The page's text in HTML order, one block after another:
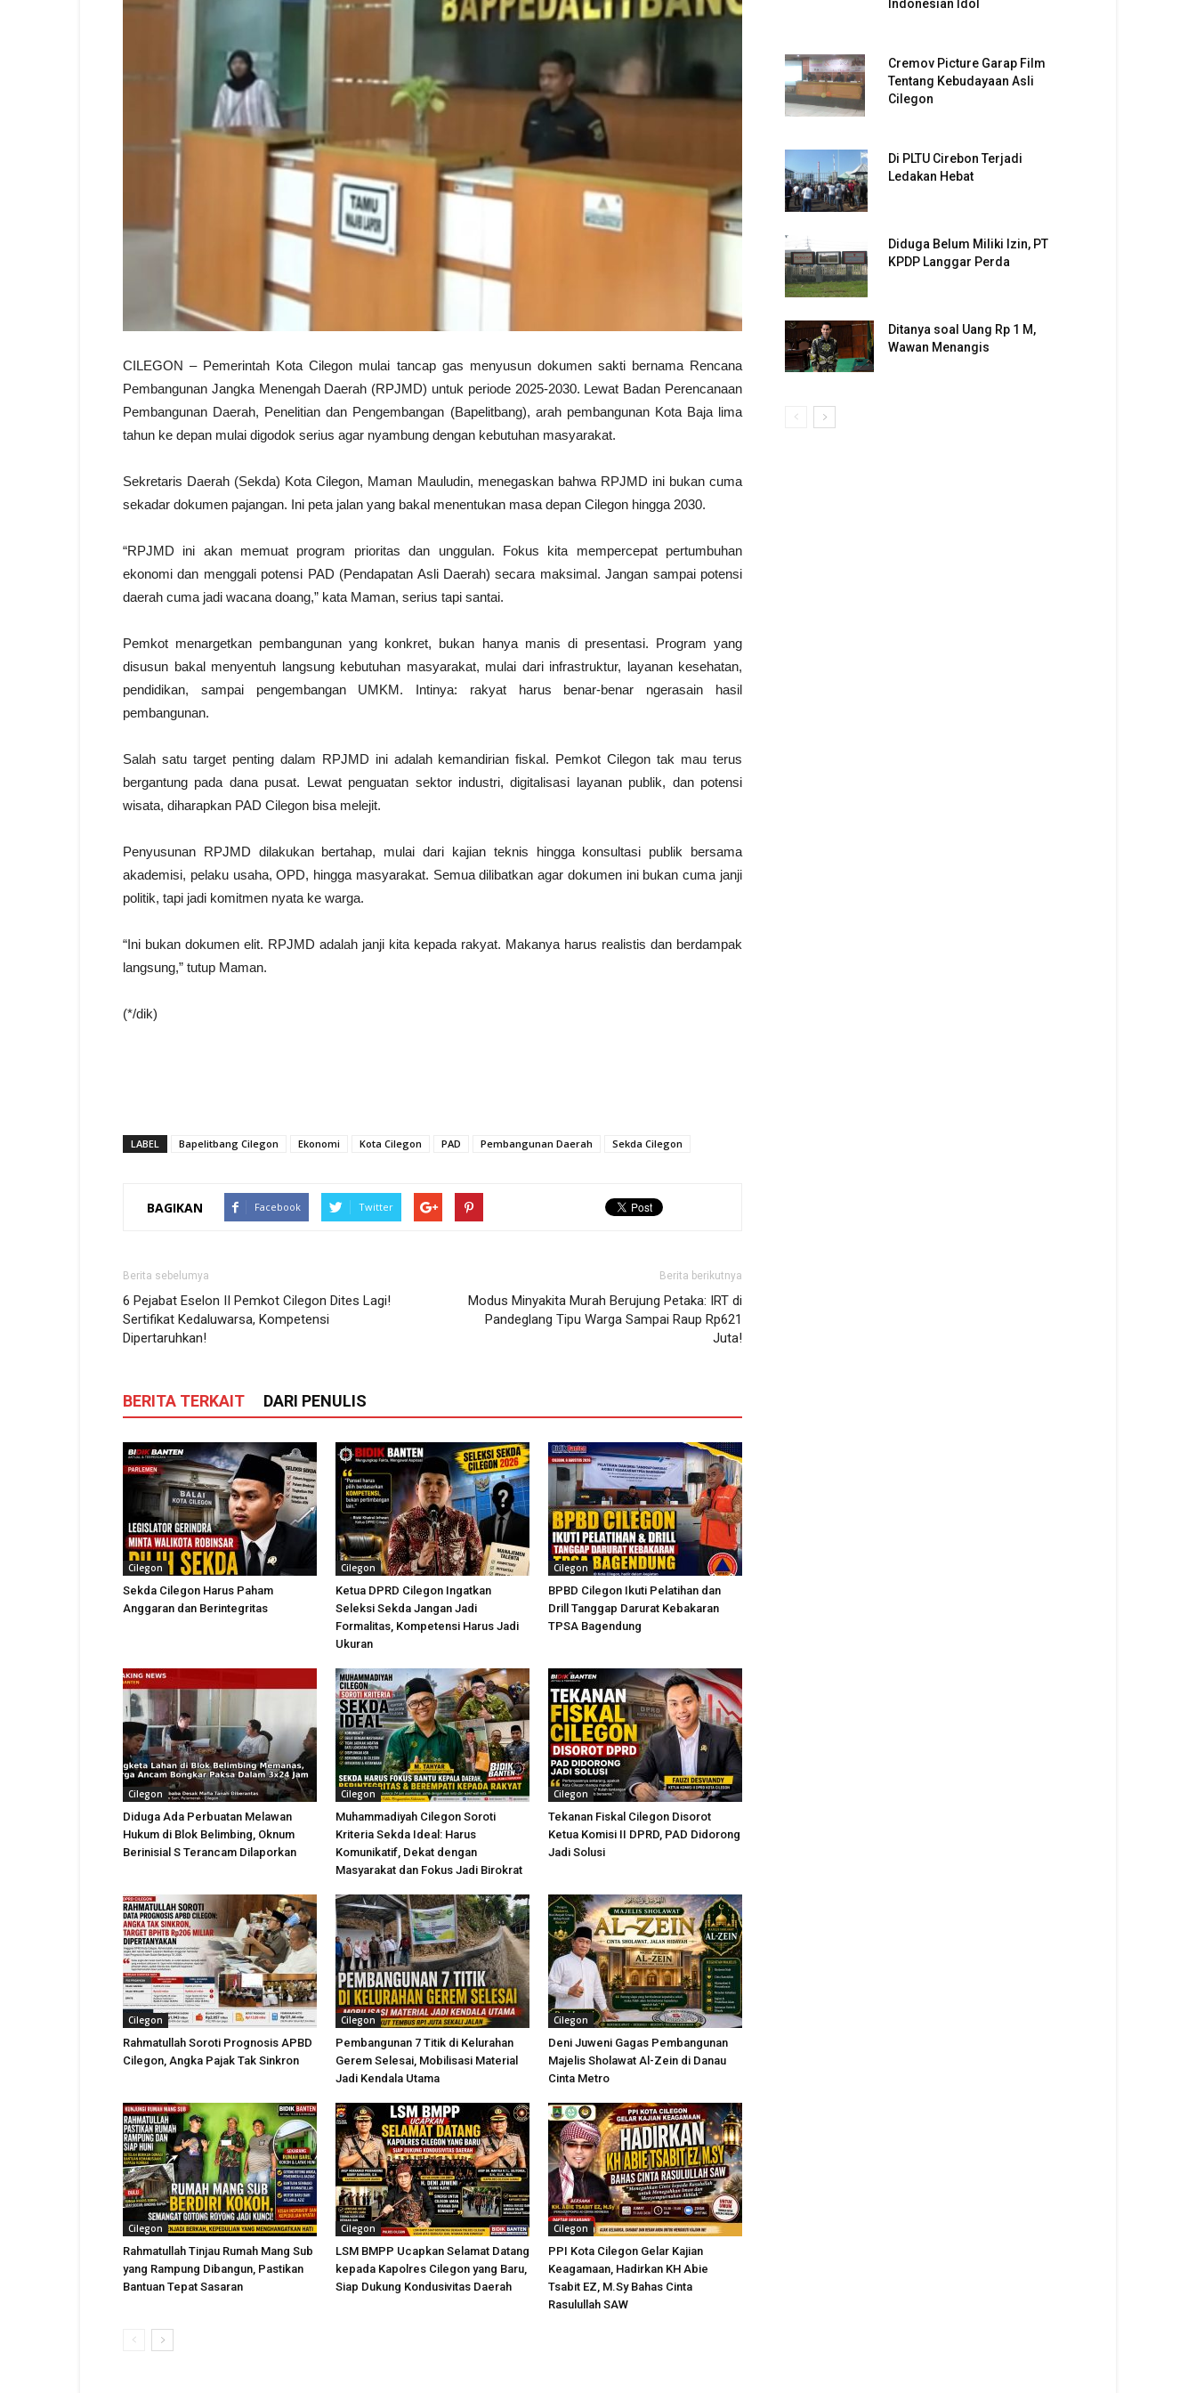
CILEGON – Pemerintah Kota Cilegon mulai tancap gas menyusun dokumen sakti bernama Rencana
Pembangunan Jangka Menengah Daerah (RPJMD) untuk periode 2025-2030. Lewat Badan Perencanaan
Pembangunan Daerah, Penelitian dan Pengembangan (Bapelitbang), arah pembangunan Kota Baja lima
tahun ke depan mulai digodok serius agar nyambung dengan kebutuhan masyarakat.
Sekretaris Daerah (Sekda) Kota Cilegon, Maman Mauludin, menegaskan bahwa RPJMD ini bukan cuma
sekadar dokumen pajangan. Ini peta jalan yang bakal menentukan masa depan Cilegon hingga 2030.
“RPJMD ini akan memuat program prioritas dan unggulan. Fokus kita mempercepat pertumbuhan
ekonomi dan menggali potensi PAD (Pendapatan Asli Daerah) secara maksimal. Jangan sampai potensi
daerah cuma jadi wacana doang,” kata Maman, serius tapi santai.
Pemkot menargetkan pembangunan yang konkret, bukan hanya manis di presentasi. Program yang
disusun bakal menyentuh langsung kebutuhan masyarakat, mulai dari infrastruktur, layanan kesehatan,
pendidikan, sampai pengembangan UMKM. Intinya: rakyat harus benar-benar ngerasain hasil
pembangunan.
Salah satu target penting dalam RPJMD ini adalah kemandirian fiskal. Pemkot Cilegon tak mau terus
bergantung pada dana pusat. Lewat penguatan sektor industri, digitalisasi layanan publik, dan potensi
wisata, diharapkan PAD Cilegon bisa melejit.
Penyusunan RPJMD dilakukan bertahap, mulai dari kajian teknis hingga konsultasi publik bersama
akademisi, pelaku usaha, OPD, hingga masyarakat. Semua dilibatkan agar dokumen ini bukan cuma janji
politik, tapi jadi komitmen nyata ke warga.
“Ini bukan dokumen elit. RPJMD adalah janji kita kepada rakyat. Makanya harus realistis dan berdampak
langsung,” tutup Maman.
(*/dik)
LABEL Bapelitbang Cilegon Ekonomi Kota Cilegon PAD Pembangunan Daerah Sekda Cilegon
BAGIKAN Facebook Twitter
Berita sebelumya
6 Pejabat Eselon II Pemkot Cilegon Dites Lagi!
Sertifikat Kedaluwarsa, Kompetensi
Dipertaruhkan!
Berita berikutnya
Modus Minyakita Murah Berujung Petaka: IRT di
Pandeglang Tipu Warga Sampai Raup Rp621
Juta!
BERITA TERKAIT DARI PENULIS
Cilegon
Sekda Cilegon Harus Paham
Anggaran dan Berintegritas
Cilegon
Ketua DPRD Cilegon Ingatkan
Seleksi Sekda Jangan Jadi
Formalitas, Kompetensi Harus Jadi
Ukuran
Cilegon
BPBD Cilegon Ikuti Pelatihan dan
Drill Tanggap Darurat Kebakaran
TPSA Bagendung
Cilegon
Diduga Ada Perbuatan Melawan
Hukum di Blok Belimbing, Oknum
Berinisial S Terancam Dilaporkan
Cilegon
Muhammadiyah Cilegon Soroti
Kriteria Sekda Ideal: Harus
Komunikatif, Dekat dengan
Masyarakat dan Fokus Jadi Birokrat
Cilegon
Tekanan Fiskal Cilegon Disorot
Ketua Komisi II DPRD, PAD Didorong
Jadi Solusi
Cilegon
Rahmatullah Soroti Prognosis APBD
Cilegon, Angka Pajak Tak Sinkron
Cilegon
Pembangunan 7 Titik di Kelurahan
Gerem Selesai, Mobilisasi Material
Jadi Kendala Utama
Cilegon
Deni Juweni Gagas Pembangunan
Majelis Sholawat Al-Zein di Danau
Cinta Metro
Cilegon
Rahmatullah Tinjau Rumah Mang Sub
yang Rampung Dibangun, Pastikan
Bantuan Tepat Sasaran
Cilegon
LSM BMPP Ucapkan Selamat Datang
kepada Kapolres Cilegon yang Baru,
Siap Dukung Kondusivitas Daerah
Cilegon
PPI Kota Cilegon Gelar Kajian
Keagamaan, Hadirkan KH Abie
Tsabit EZ, M.Sy Bahas Cinta
Rasulullah SAW
Indonesian Idol
Cremov Picture Garap Film
Tentang Kebudayaan Asli
Cilegon
Di PLTU Cirebon Terjadi
Ledakan Hebat
Diduga Belum Miliki Izin, PT
KPDP Langgar Perda
Ditanya soal Uang Rp 1 M,
Wawan Menangis